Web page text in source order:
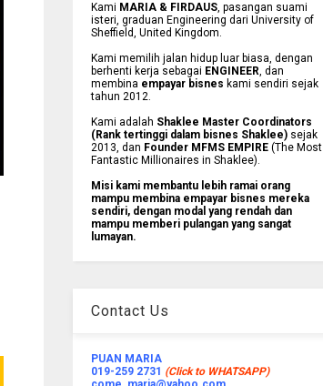
Kami MARIA & FIRDAUS, pasangan suami
isteri, graduan Engineering dari University of
Sheffield, United Kingdom.
Kami memilih jalan hidup luar biasa, dengan
berhenti kerja sebagai ENGINEER, dan
membina empayar bisnes kami sendiri sejak
tahun 2012.
Kami adalah Shaklee Master Coordinators
(Rank tertinggi dalam bisnes Shaklee)sejak
2013, dan Founder MFMS EMPIRE(The Most
Fantastic Millionaires in Shaklee).
Misi kami membantu lebih ramai orang
mampu membina empayar bisnes mereka
sendiri, dengan modal yang rendah dan
mampu memberi pulangan yang sangat
lumayan.
Contact Us
PUAN MARIA
019-259 2731 (Click to WHATSAPP)